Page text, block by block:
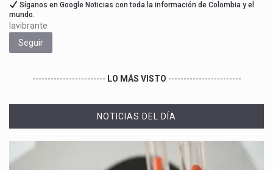
Síganos en Google Noticias con toda la información de Colombia y el
mundo.
lavibrante
Seguir
------------------------ LO MÁS VISTO ------------------------
NOTICIAS DEL DÍA